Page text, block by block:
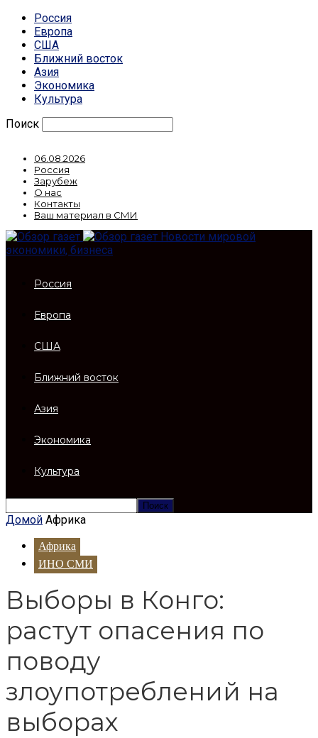
Россия
Европа
США
Ближний восток
Азия
Экономика
Культура
Поиск
06.08.2026
Россия
Зарубеж
О нас
Контакты
Ваш материал в СМИ
Новости мировой
экономики, бизнеса
Россия
Европа
США
Ближний восток
Азия
Экономика
Культура
Домой Африка
Африка
ИНО СМИ
Выборы в Конго:
растут опасения по
поводу
злоупотреблений на
выборах